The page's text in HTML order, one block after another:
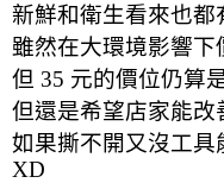
新鮮和衛生看來也都
雖然在大環境影響下
但 35 元的價位仍算
但還是希望店家能改
如果撕不開又沒工
XD